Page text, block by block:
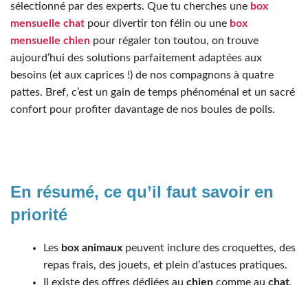
sélectionné par des experts. Que tu cherches une box
mensuelle chat pour divertir ton félin ou une box
mensuelle chien pour régaler ton toutou, on trouve
aujourd’hui des solutions parfaitement adaptées aux
besoins (et aux caprices !) de nos compagnons à quatre
pattes. Bref, c’est un gain de temps phénoménal et un sacré
confort pour profiter davantage de nos boules de poils.
En résumé, ce qu’il faut savoir en
priorité
Les box animaux peuvent inclure des croquettes, des
repas frais, des jouets, et plein d’astuces pratiques.
Il existe des offres dédiées au chien comme au chat,